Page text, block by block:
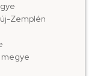
Zemplén
megye